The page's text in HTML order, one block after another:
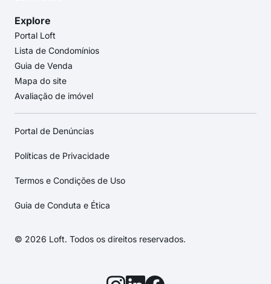
Explore
Portal Loft
Lista de Condomínios
Guia de Venda
Mapa do site
Avaliação de imóvel
Portal de Denúncias
Políticas de Privacidade
Termos e Condições de Uso
Guia de Conduta e Ética
© 2026 Loft. Todos os direitos reservados.